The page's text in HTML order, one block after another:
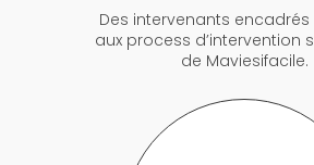
Des intervenants
aux process d’intervention
de Maviesifacile.